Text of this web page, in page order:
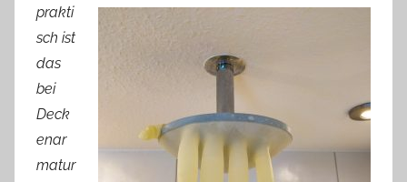
prakti
sch ist
das
bei
Deck
enar
matur